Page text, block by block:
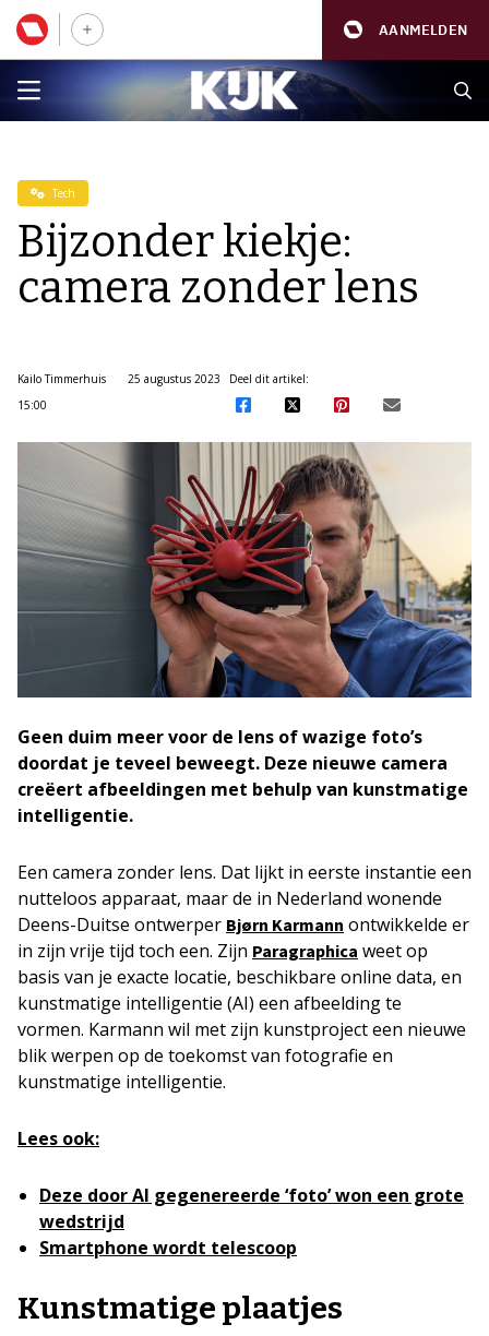
AANMELDEN
Tech
Bijzonder kiekje:
camera zonder lens
Kailo Timmerhuis
25 augustus 2023
15:00
Deel dit artikel:
Geen duim meer voor de lens of wazige foto’s
doordat je teveel beweegt. Deze nieuwe camera
creëert afbeeldingen met behulp van kunstmatige
intelligentie.
Een camera zonder lens. Dat lijkt in eerste instantie een
nutteloos apparaat, maar de in Nederland wonende
Deens-Duitse ontwerper Bjørn Karmann ontwikkelde er
in zijn vrije tijd toch een. Zijn Paragraphica weet op
basis van je exacte locatie, beschikbare online data, en
kunstmatige intelligentie (AI) een afbeelding te
vormen. Karmann wil met zijn kunstproject een nieuwe
blik werpen op de toekomst van fotografie en
kunstmatige intelligentie.
Lees ook:
Deze door AI gegenereerde ‘foto’ won een grote
wedstrijd
Smartphone wordt telescoop
Kunstmatige plaatjes